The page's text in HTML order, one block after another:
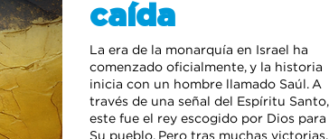
caída
La era de la monarquía en Israel ha
comenzado oficialmente, y la historia
inicia con un hombre llamado Saúl. A
través de una señal del Espíritu Santo,
este fue el rey escogido por Dios para
Su pueblo. Pero tras muchas victorias,